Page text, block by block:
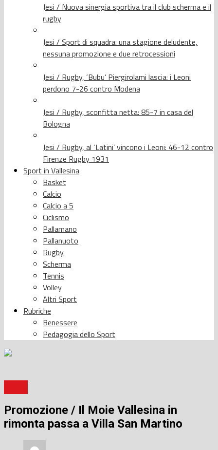
Jesi / Nuova sinergia sportiva tra il club scherma e il
rugby
Jesi / Sport di squadra: una stagione deludente,
nessuna promozione e due retrocessioni
Jesi / Rugby, ‘Bubu’ Piergirolami lascia: i Leoni
perdono 7-26 contro Modena
Jesi / Rugby, sconfitta netta: 85-7 in casa del
Bologna
Jesi / Rugby, al ‘Latini’ vincono i Leoni: 46-12 contro
Firenze Rugby 1931
Sport in Vallesina
Basket
Calcio
Calcio a 5
Ciclismo
Pallamano
Pallanuoto
Rugby
Scherma
Tennis
Volley
Altri Sport
Rubriche
Benessere
Pedagogia dello Sport
Promozione / Il Moie Vallesina in
rimonta passa a Villa San Martino